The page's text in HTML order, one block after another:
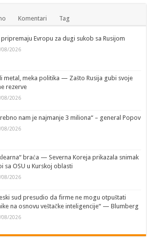
Komentari Tag
pripremaju Evropu za dugi sukob sa Rusijom
08/2026
metal, meka politika — Zašto Rusija gubi svoje
rezerve
08/2026
nam je najmanje 3 miliona“ – general Popov
08/2026
braća — Severna Koreja prikazala snimak
sa OSU u Kurskoj oblasti
08/2026
sud presudio da firme ne mogu otpuštati
na osnovu veštačke inteligencije“ — Blumberg
08/2026